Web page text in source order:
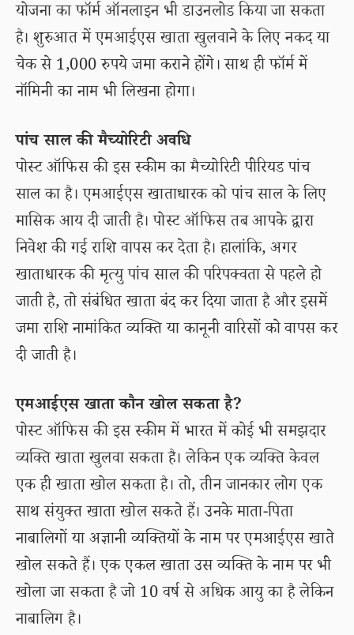
योजना का फॉर्म ऑनलाइन भी डाउनलोड किया जा सकता
है। शुरुआत में एमआईएस खाता खुलवाने के लिए नकद या
चेक से 1,000 रुपये जमा कराने होंगे। साथ ही फॉर्म में
नॉमिनी का नाम भी लिखना होगा।
पांच साल की मैच्योरिटी अवधि
पोस्ट ऑफिस की इस स्कीम का मैच्योरिटी पीरियड पांच
साल का है। एमआईएस खाताधारक को पांच साल के लिए
मासिक आय दी जाती है। पोस्ट ऑफिस तब आपके द्वारा
निवेश की गई राशि वापस कर देता है। हालांकि, अगर
खाताधारक की मृत्यु पांच साल की परिपक्वता से पहले हो
जाती है, तो संबंधित खाता बंद कर दिया जाता है और इसमें
जमा राशि नामांकित व्यक्ति या कानूनी वारिसों को वापस कर
दी जाती है।
एमआईएस खाता कौन खोल सकता है?
पोस्ट ऑफिस की इस स्कीम में भारत में कोई भी समझदार
व्यक्ति खाता खुलवा सकता है। लेकिन एक व्यक्ति केवल
एक ही खाता खोल सकता है। तो, तीन जानकार लोग एक
साथ संयुक्त खाता खोल सकते हैं। उनके माता-पिता
नाबालिगों या अज्ञानी व्यक्तियों के नाम पर एमआईएस खाते
खोल सकते हैं। एक एकल खाता उस व्यक्ति के नाम पर भी
खोला जा सकता है जो 10 वर्ष से अधिक आयु का है लेकिन
नाबालिग है।